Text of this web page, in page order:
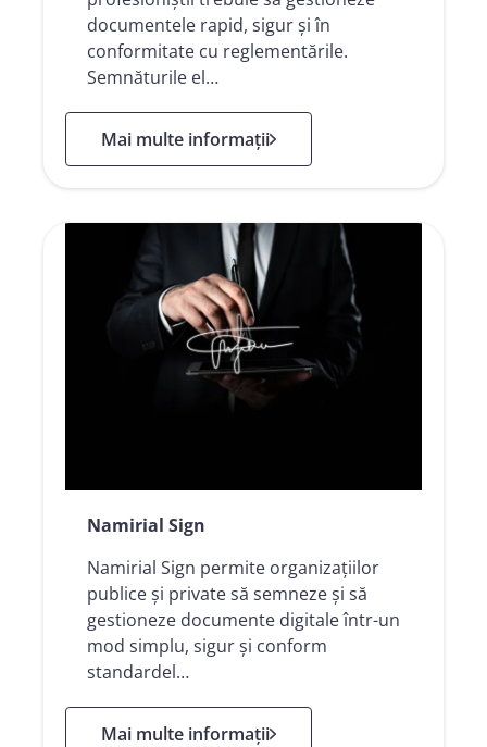
documentele rapid, sigur și în
conformitate cu reglementările.
Semnăturile el…
Mai multe informații
: Soluțiile de Semnătură Electronică
Namirial Sign
Namirial Sign permite organizațiilor
publice și private să semneze și să
gestioneze documente digitale într-un
mod simplu, sigur și conform
standardel…
Mai multe informații
: Namirial Sign